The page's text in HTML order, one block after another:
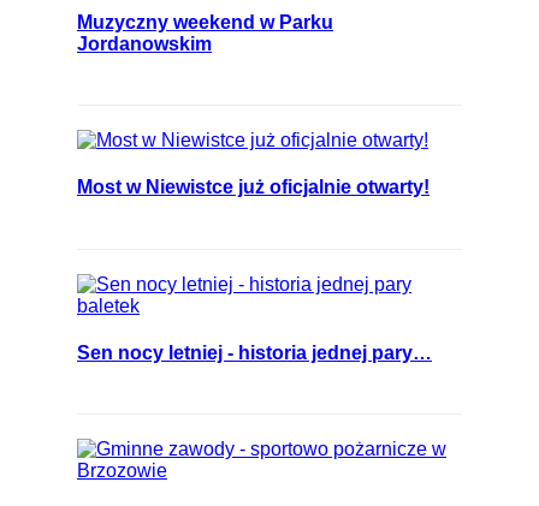
Muzyczny weekend w Parku
Jordanowskim
Most w Niewistce już oficjalnie otwarty!
Sen nocy letniej - historia jednej pary…